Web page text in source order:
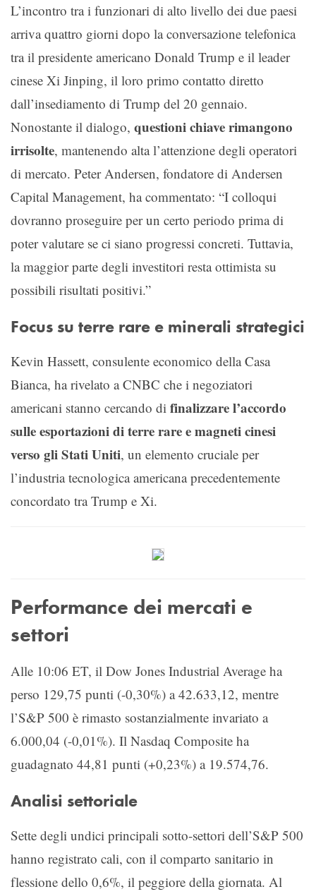
L’incontro tra i funzionari di alto livello dei due paesi
arriva quattro giorni dopo la conversazione telefonica
tra il presidente americano Donald Trump e il leader
cinese Xi Jinping, il loro primo contatto diretto
dall’insediamento di Trump del 20 gennaio.
Nonostante il dialogo, questioni chiave rimangono
irrisolte, mantenendo alta l’attenzione degli operatori
di mercato. Peter Andersen, fondatore di Andersen
Capital Management, ha commentato: “I colloqui
dovranno proseguire per un certo periodo prima di
poter valutare se ci siano progressi concreti. Tuttavia,
la maggior parte degli investitori resta ottimista su
possibili risultati positivi.”
Focus su terre rare e minerali strategici
Kevin Hassett, consulente economico della Casa
Bianca, ha rivelato a CNBC che i negoziatori
americani stanno cercando di finalizzare l’accordo
sulle esportazioni di terre rare e magneti cinesi
verso gli Stati Uniti, un elemento cruciale per
l’industria tecnologica americana precedentemente
concordato tra Trump e Xi.
Performance dei mercati e
settori
Alle 10:06 ET, il Dow Jones Industrial Average ha
perso 129,75 punti (-0,30%) a 42.633,12, mentre
l’S&P 500 è rimasto sostanzialmente invariato a
6.000,04 (-0,01%). Il Nasdaq Composite ha
guadagnato 44,81 punti (+0,23%) a 19.574,76.
Analisi settoriale
Sette degli undici principali sotto-settori dell’S&P 500
hanno registrato cali, con il comparto sanitario in
flessione dello 0,6%, il peggiore della giornata. Al